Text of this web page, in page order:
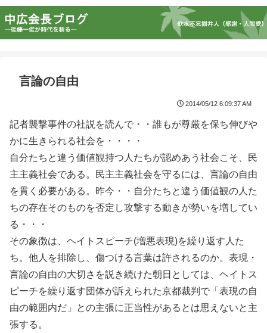
言論の自由
2014/05/12 6:09:37 AM
記者襲撃事件の社説を読んで・・誰もが尊厳を保ち伸びや
かに生きられる社会を・・・・
自分たちと違う価値観持つ人たちが認めあう社会こそ、民
主主義社会である。民主主義社会を守るには、言論の自由
を貫く必要がある。昨今・・自分たちと違う価値観の人た
ちの存在そのものを否定し攻撃する動きが勢いを増してい
る・・・
その象徴は、ヘイトスピーチ(増悪表現)を繰り返す人た
ち。他人を排除し、傷つける言葉は許されるのか。表現・
言論の自由の大切さを説き続けた朝日としては、ヘイトス
ピーチを繰り返す団体が訴えられた京都裁判で「表現の自
由の範囲内だ」との主張に正当性があるとは思えないと主
張する。